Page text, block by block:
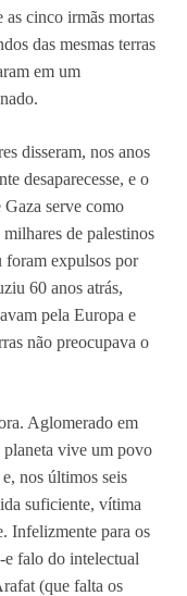
as cinco irmãs mortas
das mesmas terras
em um
disseram, nos anos
desaparecesse, e o
serve como
milhares de palestinos
foram expulsos por
60 anos atrás,
pela Europa e
não preocupava o
Aglomerado em
planeta vive um povo
nos últimos seis
suficiente, vítima
Infelizmente para os
e falo do intelectual
(que falta os